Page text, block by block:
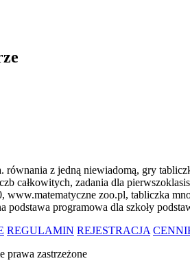
równania z jedną niewiadomą, gry
całkowitych, zadania dla
www.matematyczne zoo.pl, tabliczka
podstawa programowa dla szkoły
REGULAMIN REJESTRACJA
prawa zastrzeżone